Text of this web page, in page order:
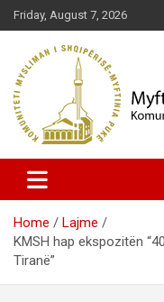
Skip
to
content
Friday, August 7, 2026
Myftinia
Home
Lajme
KMSH hap ekspozitën
Tiranë”